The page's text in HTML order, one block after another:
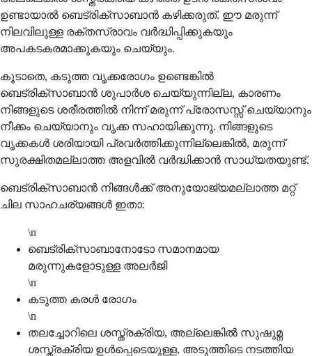
ഉണ്ടായാൽ ബെട്രിക്സാബാൻ കഴിക്കരുത്. ഈ മരുന്ന്
നിലവിലുള്ള രക്തസ്രാവം വർദ്ധിപ്പിക്കുകയും
അപകടകരമാക്കുകയും ചെയ്യും.
കൂടാതെ, കടുത്ത വൃക്കരോഗം ഉണ്ടെങ്കിൽ
ബെട്രിക്സാബാൻ ശുപാർശ ചെയ്യുന്നില്ല, കാരണം
നിങ്ങളുടെ ശരീരത്തിൽ നിന്ന് മരുന്ന് പ്രോസസ്സ് ചെയ്യാനും
നീക്കം ചെയ്യാനും വൃക്ക സഹായിക്കുന്നു. നിങ്ങളുടെ
വൃക്കകൾ ശരിയായി പ്രവർത്തിക്കുന്നില്ലെങ്കിൽ, മരുന്ന്
സുരക്ഷിതമല്ലാത്ത അളവിൽ വർദ്ധിക്കാൻ സാധ്യതയുണ്ട്.
ബെട്രിക്സാബാൻ നിങ്ങൾക്ക് അനുയോജ്യമല്ലാത്ത മറ്റ്
ചില സാഹചര്യങ്ങൾ ഇതാ:
\n
ബെട്രിക്സാബാനോടോ സമാനമായ
മരുന്നുകളോടുള്ള അലർജി
\n
കടുത്ത കരൾ രോഗം
\n
തലച്ചോറിലെ ശസ്ത്രക്രിയ, അല്ലെങ്കിൽ സുഷുമ്ന
ശസ്ത്രക്രിയ ഉൾപ്പെടെയുള്ള, അടുത്തിടെ നടത്തിയ